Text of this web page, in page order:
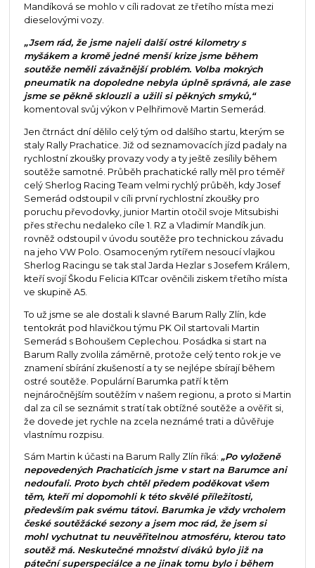
Mandíková se mohlo v cíli radovat ze třetího místa mezi
dieselovými vozy.
„Jsem rád, že jsme najeli další ostré kilometry s
myšákem a kromě jedné menší krize jsme během
soutěže neměli závažnější problém. Volba mokrých
pneumatik na dopoledne nebyla úplně správná, ale zase
jsme se pěkně sklouzli a užili si pěkných smyků,“
komentoval svůj výkon v Pelhřimově Martin Semerád.
Jen čtrnáct dní dělilo celý tým od dalšího startu, kterým se
staly Rally Prachatice. Již od seznamovacích jízd padaly na
rychlostní zkoušky provazy vody a ty ještě zesílily během
soutěže samotné. Průběh prachatické rally měl pro téměř
celý Sherlog Racing Team velmi rychlý průběh, kdy Josef
Semerád odstoupil v cíli první rychlostní zkoušky pro
poruchu převodovky, junior Martin otočil svoje Mitsubishi
přes střechu nedaleko cíle 1. RZ a Vladimír Mandík jun.
rovněž odstoupil v úvodu soutěže pro technickou závadu
na jeho VW Polo. Osamoceným rytířem nesoucí vlajkou
Sherlog Racingu se tak stal Jarda Hezlar s Josefem Králem,
kteří svojí Škodu Felicia KITcar ověnčili ziskem třetího místa
ve skupině A5.
To už jsme se ale dostali k slavné Barum Rally Zlín, kde
tentokrát pod hlavičkou týmu PK Oil startovali Martin
Semerád s Bohoušem Ceplechou. Posádka si start na
Barum Rally zvolila záměrně, protože celý tento rok je ve
znamení sbírání zkušeností a ty se nejlépe sbírají během
ostré soutěže. Populární Barumka patří k těm
nejnáročnějším soutěžím v našem regionu, a proto si Martin
dal za cíl se seznámit s tratí tak obtížné soutěže a ověřit si,
že dovede jet rychle na zcela neznámé trati a důvěřuje
vlastnímu rozpisu.
Sám Martin k účasti na Barum Rally Zlín říká: „Po vyloženě
nepovedených Prachaticích jsme v start na Barumce ani
nedoufali. Proto bych chtěl předem poděkovat všem
těm, kteří mi dopomohli k této skvělé příležitosti,
především pak svému tátovi. Barumka je vždy vrcholem
české soutěžácké sezony a jsem moc rád, že jsem si
mohl vychutnat tu neuvěřitelnou atmosféru, kterou tato
soutěž má. Neskutečné množství diváků bylo již na
páteční superspeciálce a ne jinak tomu bylo i během